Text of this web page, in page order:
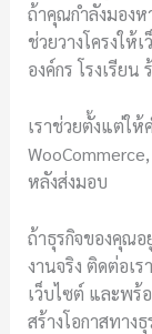
ถ้าคุณกำลังมอง
ช่วยวางโครงให้
องค์กร โรงเรีย
เราช่วยตั้งแต่ให้
หลังส่งมอบ
ถ้าธุรกิจของคุณอ
งานจริง ติดต่อเร
เว็บไซต์ และพร้
สร้างโอกาสทาง